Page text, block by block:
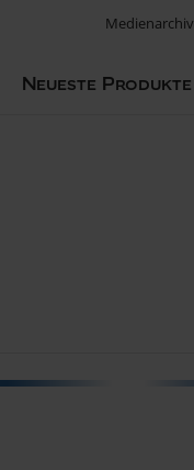
Medienarchiv
Neueste Produkte